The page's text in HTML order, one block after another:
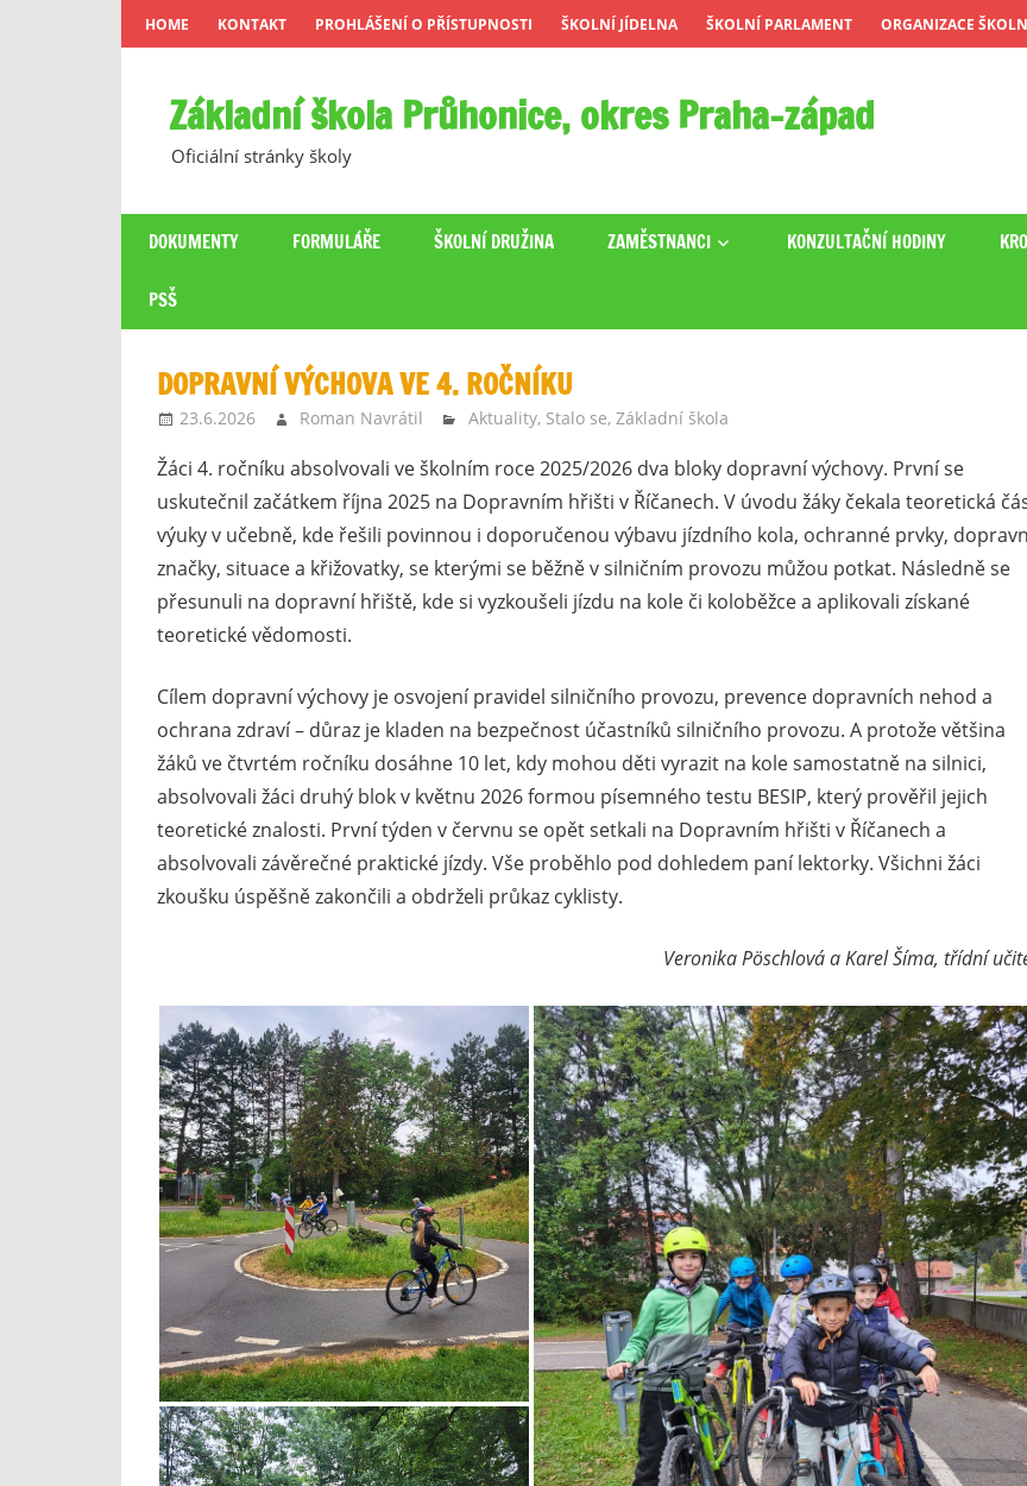
Skip
to
HOME KONTAKT PROHLÁŠENÍ O PŘÍSTUPNOSTI ŠKOLNÍ JÍDELNA ŠKOLNÍ PARLAMENT ORGANIZACE
Základní škola Průhonice, okres Praha-západ
Oficiální stránky školy
DOKUMENTY FORMULÁŘE ŠKOLNÍ DRUŽINA ZAMĚSTNANCI KONZULTAČNÍ HODINY
PSŠ
DOPRAVNÍ VÝCHOVA VE 4. ROČNÍKU
23.6.2026 Roman Navrátil Aktuality, Stalo se, Základní škola
Žáci 4. ročníku absolvovali ve školním roce 2025/2026 dva bloky dopravní výchovy. První se
uskutečnil začátkem října 2025 na Dopravním hřišti v Říčanech. V úvodu žáky čekala teoretická
výuky v učebně, kde řešili povinnou i doporučenou výbavu jízdního kola, ochranné prvky,
značky, situace a křižovatky, se kterými se běžně v silničním provozu můžou potkat. Následně se
přesunuli na dopravní hřiště, kde si vyzkoušeli jízdu na kole či koloběžce a aplikovali získané
teoretické vědomosti.
Cílem dopravní výchovy je osvojení pravidel silničního provozu, prevence dopravních nehod a
ochrana zdraví – důraz je kladen na bezpečnost účastníků silničního provozu. A protože většina
žáků ve čtvrtém ročníku dosáhne 10 let, kdy mohou děti vyrazit na kole samostatně na silnici,
absolvovali žáci druhý blok v květnu 2026 formou písemného testu BESIP, který prověřil jejich
teoretické znalosti. První týden v červnu se opět setkali na Dopravním hřišti v Říčanech a
absolvovali závěrečné praktické jízdy. Vše proběhlo pod dohledem paní lektorky. Všichni žáci
zkoušku úspěšně zakončili a obdrželi průkaz cyklisty.
Veronika Pöschlová a Karel Šíma, třídní